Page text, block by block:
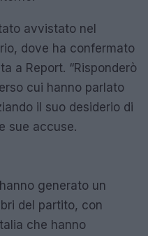
avvistato nel
dove ha confermato
a Report. “Risponderò
cui hanno parlato
il suo desiderio di
sue accuse.
generato un
del partito, con
che hanno